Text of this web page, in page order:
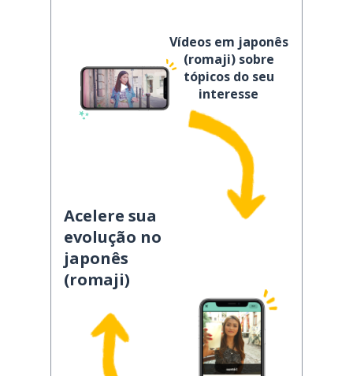
Vídeos em japonês
(romaji) sobre
tópicos do seu
interesse
Acelere sua
evolução no
japonês
(romaji)